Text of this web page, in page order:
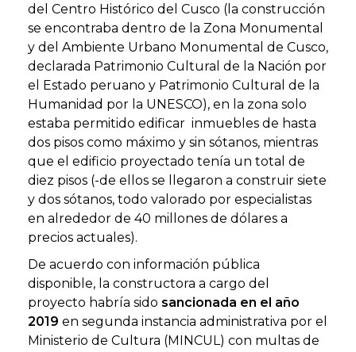
del Centro Histórico del Cusco (la construcción
se encontraba dentro de la Zona Monumental
y del Ambiente Urbano Monumental de Cusco,
declarada Patrimonio Cultural de la Nación por
el Estado peruano y Patrimonio Cultural de la
Humanidad por la UNESCO), en la zona solo
estaba permitido edificar inmuebles de hasta
dos pisos como máximo y sin sótanos, mientras
que el edificio proyectado tenía un total de
diez pisos (-de ellos se llegaron a construir siete
y dos sótanos, todo valorado por especialistas
en alrededor de 40 millones de dólares a
precios actuales).
De acuerdo con información pública
disponible, la constructora a cargo del
proyecto habría sido sancionada en el año
2019 en segunda instancia administrativa por el
Ministerio de Cultura (MINCUL) con multas de